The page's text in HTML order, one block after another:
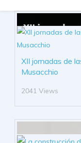
XII jornadas de
Musacchio
2041 Views